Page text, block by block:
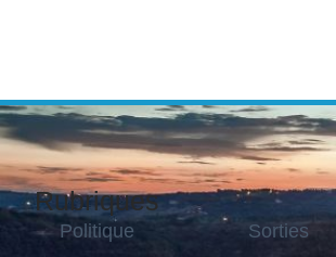
Rubriques
Politique
Sorties